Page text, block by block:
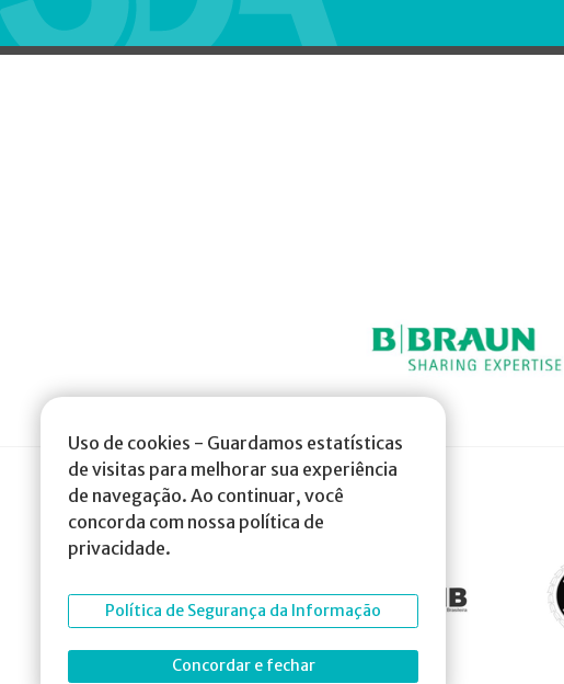
Uso de cookies - Guardamos estatísticas
de visitas para melhorar sua experiência
de navegação. Ao continuar, você
concorda com nossa política de
privacidade.
Política de Segurança da Informação
Concordar e fechar